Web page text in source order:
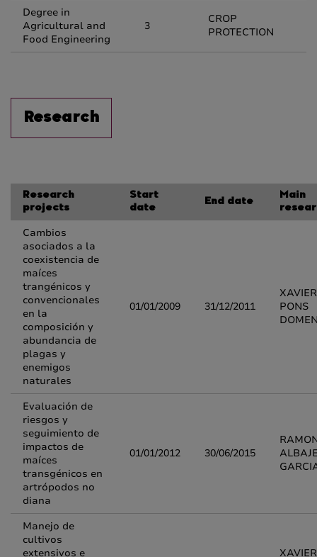
Degree in
Agricultural and
Food Engineering
3
CROP
PROTECTION
Research
Research
projects
Start
date
End date
Main
Cambios
asociados a la
coexistencia de
maíces
trangénicos y
convencionales
en la
composición y
abundancia de
plagas y
enemigos
naturales
01/01/2009 31/12/2011
XAVIER
PONS
Evaluación de
riesgos y
seguimiento de
impactos de
maíces
transgénicos en
artrópodos no
diana
01/01/2012 30/06/2015
Manejo de
cultivos
extensivos e
XAVIER